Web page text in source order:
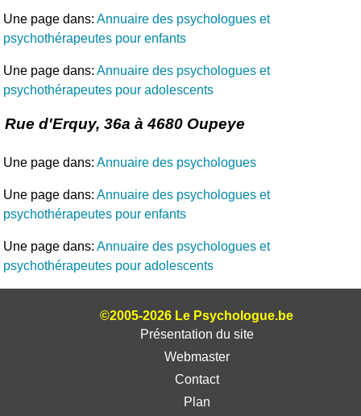
Une page dans:Annuaire des psychologues et
psychothérapeutes pour enfants
Une page dans:Annuaire des psychologues et
psychothérapeutes pour adolescents
Rue d'Erquy, 36a à 4680 Oupeye
Une page dans:Annuaire des psychologues
Une page dans:Annuaire des psychologues et
psychothérapeutes pour enfants
Une page dans:Annuaire des psychologues et
psychothérapeutes pour adolescents
©2005-2026 Le Psychologue.be
Présentation du site
Webmaster
Contact
Plan